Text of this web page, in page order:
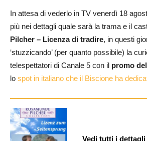
In attesa di vederlo in TV venerdì 18
più nei dettagli quale sarà la trama e il
Pilcher – Licenza di tradire, in questi
‘stuzzicando’ (per quanto possibile) la
telespettatori di Canale 5 con il promo
lo spot in italiano che il Biscione ha
Vedi tutti i dettagli